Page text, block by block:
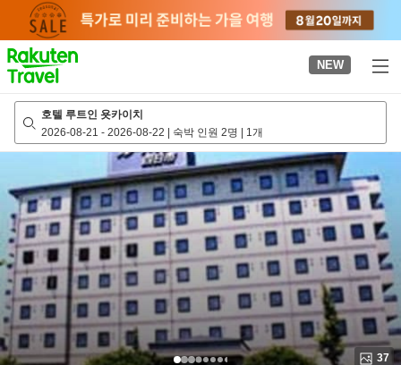
page
NEW
호텔 루트인 욧카이치
2026-08-21 - 2026-08-22 | 숙박 인원 2명 | 1개
37